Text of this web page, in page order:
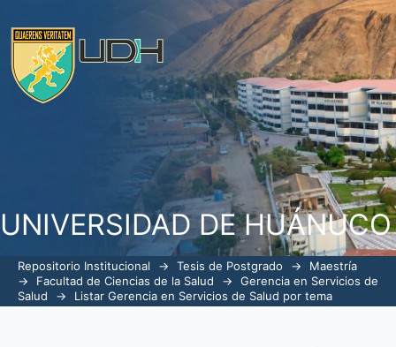
UNIVERSIDAD DE HUÁNUCO
ListarGerencia en Servicios de Salud
Repositorio Institucional → Tesis de Postgrado →
Maestría
→
Facultad de Ciencias de la Salud →
Gerencia en Servicios de
Salud
→ Listar Gerencia en Servicios de Salud por tema